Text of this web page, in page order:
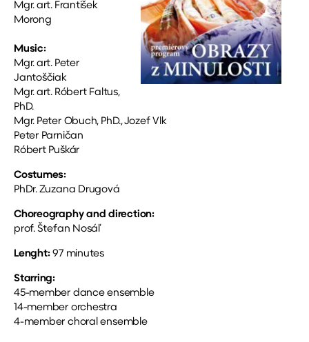
Mgr. art. František
Morong
Music:
Mgr. art. Peter
Jantoščiak
Mgr. art. Róbert Faltus,
PhD.
Mgr. Peter Obuch, PhD., Jozef Vlk
Peter Parničan
Róbert Puškár
Costumes:
PhDr. Zuzana Drugová
Choreography and direction:
prof. Štefan Nosáľ
Lenght:97 minutes
Starring:
45-member dance ensemble
14-member orchestra
4-member choral ensemble